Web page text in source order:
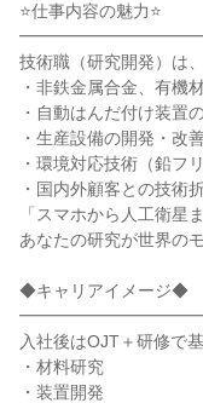
⭐仕事内容の魅力⭐
技術職（研究開発）は、
・非鉄金属合金、有機
・自動はんだ付け装置
・生産設備の開発・改
・環境対応技術（鉛フ
・国内外顧客との技術
「スマホから人工衛星ま
あなたの研究が世界の
◆キャリアイメージ◆
入社後はOJT＋研修で
・材料研究
・装置開発